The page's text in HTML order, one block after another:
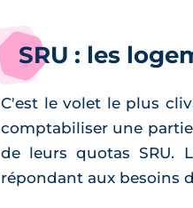
SRU : les
C'est le volet le plus
comptabiliser une
de leurs quotas SRU.
répondant aux besoins